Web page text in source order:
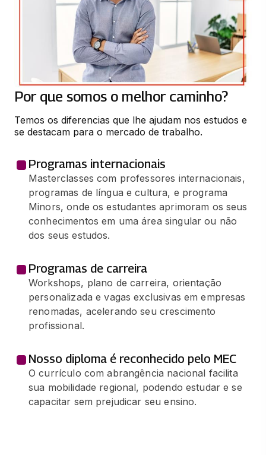
ORGANIZAÇÃO E QUALIDADE NA
EMPRESA
TRANSPORTES INTERNACIONAIS
66 horas
Por que somos o melhor caminho?
Temos os diferencias que lhe ajudam nos estudos e
se destacam para o mercado de trabalho.
Programas internacionais
Masterclasses com professores internacionais,
programas de língua e cultura, e programa
Minors, onde os estudantes aprimoram os seus
conhecimentos em uma área singular ou não
dos seus estudos.
Programas de carreira
Workshops, plano de carreira, orientação
personalizada e vagas exclusivas em empresas
renomadas, acelerando seu crescimento
profissional.
Nosso diploma é reconhecido pelo MEC
O currículo com abrangência nacional facilita
sua mobilidade regional, podendo estudar e se
capacitar sem prejudicar seu ensino.